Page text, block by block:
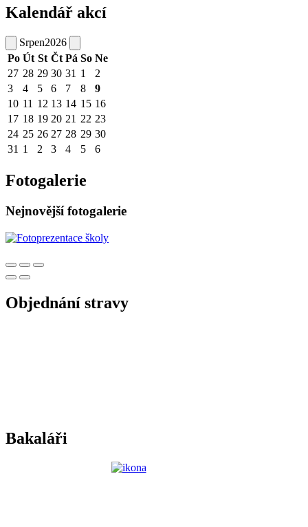
Kalendář akcí
Srpen2026
Po Út St Čt Pá So Ne
27 28 29 30 31 1
2
3
4 5 6 7 8
9
10 11 12 13 14 15 16
17 18 19 20 21 22 23
24 25 26 27 28 29 30
31 1 2 3 4 5 6
Fotogalerie
Nejnovější fotogalerie
Objednání stravy
Bakaláři